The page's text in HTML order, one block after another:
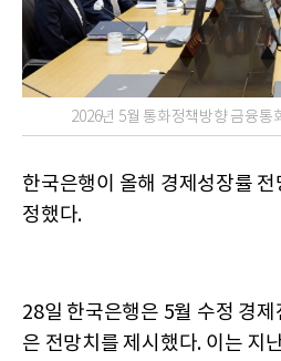
2026년 5월 통화정책방향 금융통
한국은행이 올해 경제성장률
정했다.
28일 한국은행은 5월 수정 경
은 전망치를 제시했다. 이는 지